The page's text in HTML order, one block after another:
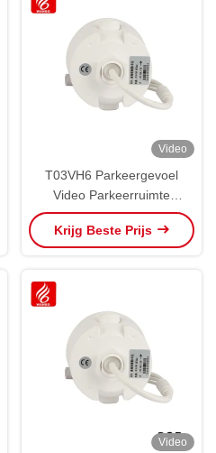
Video
T03VH6 Parkeergevoel
Video Parkeerruimte
Detector LPR Camera VPGS
begeleiding
Krijg Beste Prijs
Video